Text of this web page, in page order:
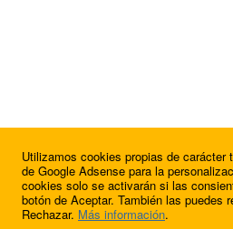
Utilizamos cookies propias de
de Google Adsense para la
cookies solo se activarán si las
botón de Aceptar. También las puedes
Rechazar. Más información.